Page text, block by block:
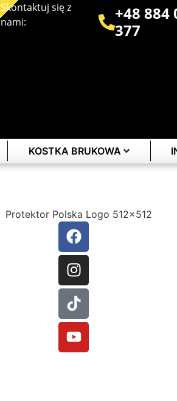
Skontaktuj się z
nami:
+48 884
377
KOSTKA BRUKOWA